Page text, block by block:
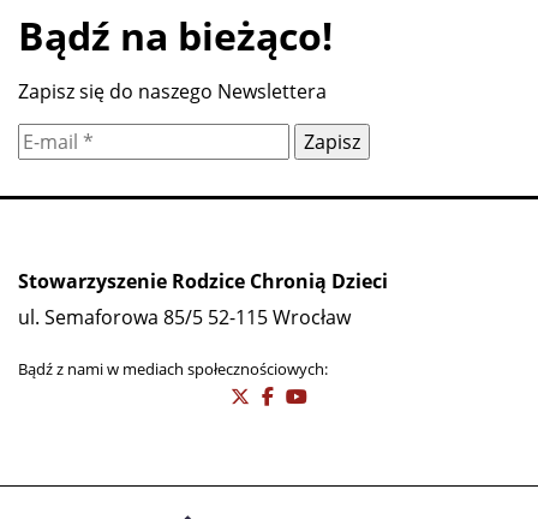
Bądź na bieżąco!
Zapisz się do naszego Newslettera
Stowarzyszenie Rodzice Chronią Dzieci
ul. Semaforowa 85/5 52-115 Wrocław
Bądź z nami w mediach społecznościowych: